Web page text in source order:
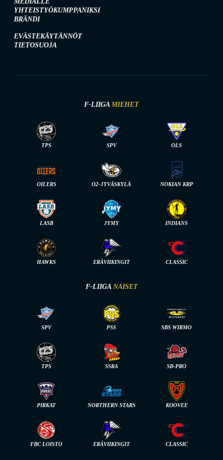
YHTEISTYÖKUMPPANIKSI
BRÄNDI
EVÄSTEKÄYTÄNNÖT
TIETOSUOJA
F-LIIGA MIEHET
TPS SPV OLS
OILERS O2-JYVÄSKYLÄ NOKIAN KRP
LASB JYMY INDIANS
HAWKS ERÄVIIKINGIT CLASSIC
F-LIIGA NAISET
SPV PSS SBS WIRMO
TPS SSRA SB-PRO
PIRKAT NORTHERN STARS KOOVEE
FBC LOISTO ERÄVIIKINGIT CLASSIC